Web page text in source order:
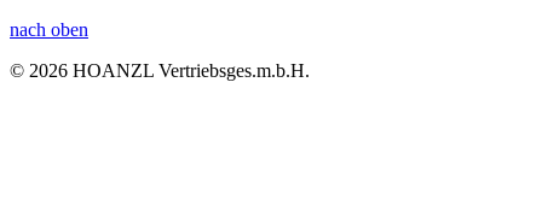
nach oben
© 2026 HOANZL Vertriebsges.m.b.H.